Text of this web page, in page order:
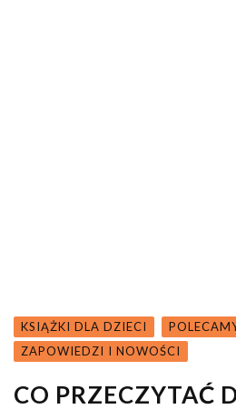
KSIĄŻKI DLA DZIECI
ZAPOWIEDZI I NOWOŚCI
CO PRZECZYTAĆ